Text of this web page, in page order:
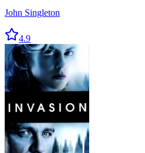
John Singleton
4.9